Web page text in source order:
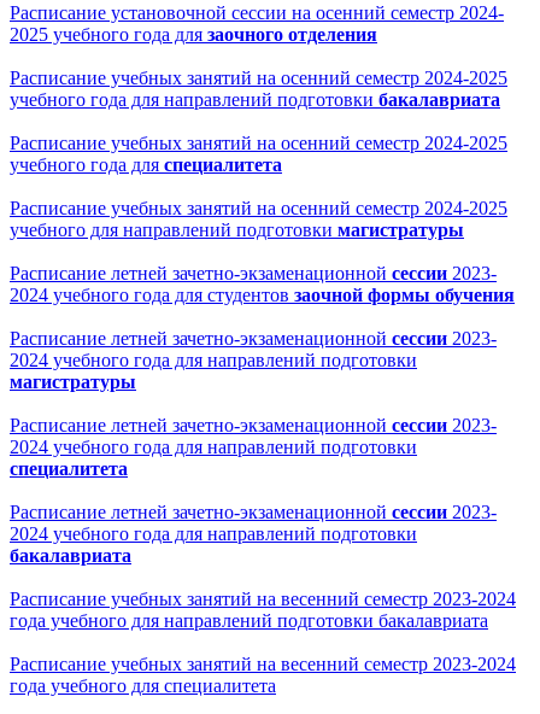
Расписание установочной сессии на осенний семестр 2024-
2025 учебного года для заочного отделения
Расписание учебных занятий на осенний семестр 2024-2025
учебного года для направлений подготовки бакалавриата
Расписание учебных занятий на осенний семестр 2024-2025
учебного года для специалитета
Расписание учебных занятий на осенний семестр 2024-2025
учебного для направлений подготовки магистратуры
Расписание летней зачетно-экзаменационной сессии 2023-
2024 учебного года для студентов заочной формы обучения
Расписание летней зачетно-экзаменационной сессии 2023-
2024 учебного года для направлений подготовки
магистратуры
Расписание летней зачетно-экзаменационной сессии 2023-
2024 учебного года для направлений подготовки
специалитета
Расписание летней зачетно-экзаменационной сессии 2023-
2024 учебного года для направлений подготовки
бакалавриата
Расписание учебных занятий на весенний семестр 2023-2024
года учебного для направлений подготовки бакалавриата
Расписание учебных занятий на весенний семестр 2023-2024
года учебного для специалитета